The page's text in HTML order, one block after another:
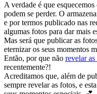
A verdade é que
podem se perder. O
e por termos publicado nas
algumas fotos para dar mais
Mas será que publicar as
eternizar os seus momentos
Então, por que não revelar
recentemente?!
Acreditamos que, além de
sempre revelar as fotos, e